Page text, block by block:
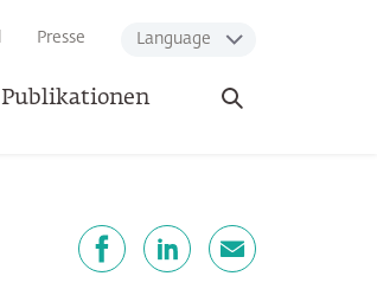
Presse Language
Publikationen
Suche
öffnen